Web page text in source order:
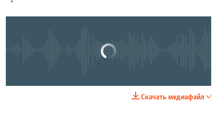
SHARE
No media source currently available
Скачать медиафайл